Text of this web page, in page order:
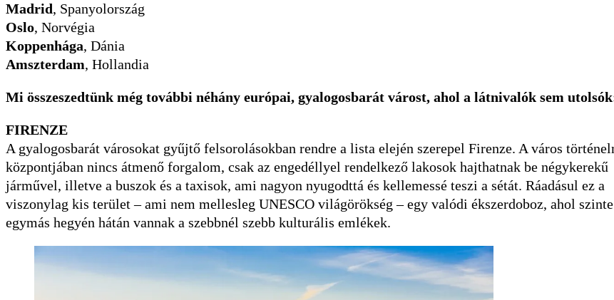
Madrid, Spanyolország
Oslo, Norvégia
Koppenhága, Dánia
Amszterdam, Hollandia
Mi összeszedtünk még további néhány európai, gyalogosbarát várost, ahol a látnivalók sem
FIRENZE
A gyalogosbarát városokat gyűjtő felsorolásokban rendre a lista elején szerepel Firenze. A város
központjában nincs átmenő forgalom, csak az engedéllyel rendelkező lakosok hajthatnak be négykerekű
járművel, illetve a buszok és a taxisok, ami nagyon nyugodttá és kellemessé teszi a sétát. Ráadásul ez a
viszonylag kis terület – ami nem mellesleg UNESCO világörökség – egy valódi ékszerdoboz, ahol szinte
egymás hegyén hátán vannak a szebbnél szebb kulturális emlékek.